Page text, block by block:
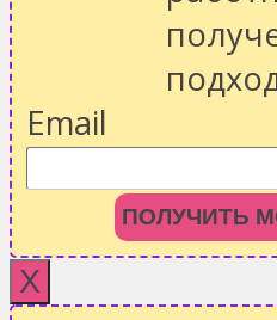
Email
ПОЛУЧИТЬ
X